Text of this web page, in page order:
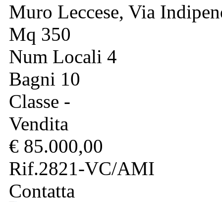
Muro Leccese, Via
Mq 350
Num Locali 4
Bagni 10
Classe -
Vendita
€ 85.000,00
Rif.2821-VC/AMI
Contatta